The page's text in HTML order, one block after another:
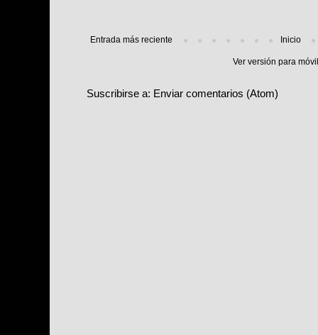
Entrada más reciente Inicio
Ver versión para
Suscribirse a: Enviar comentarios (Atom)